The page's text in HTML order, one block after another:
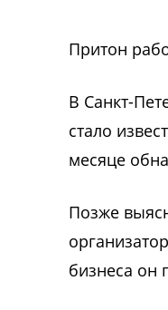
Притон
В Санкт-
стало
месяце
Позже
бизнеса он